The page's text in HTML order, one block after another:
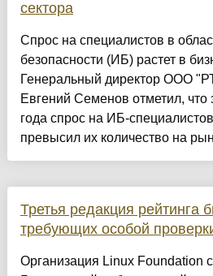
сектора
Спрос на специалистов в
безопасности (ИБ) растет в
Генеральный директор ООО
Евгений Семенов отметил, что
года спрос на ИБ-
превысил их количество на
Третья редакция рейтинга
требующих особой
Организация Linux Foundation